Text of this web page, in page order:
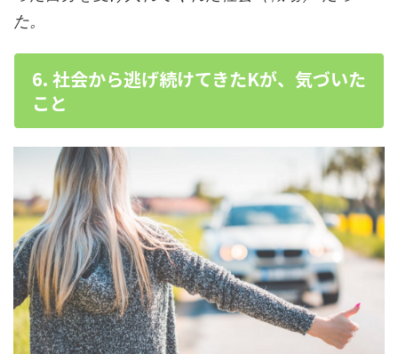
た。
6. 社会から逃げ続けてきたKが、気づいた
こと